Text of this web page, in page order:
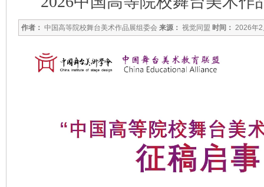
作者： 中国高等院校舞台美术作品展组委会 来源： 视觉同盟 时间： 2026年